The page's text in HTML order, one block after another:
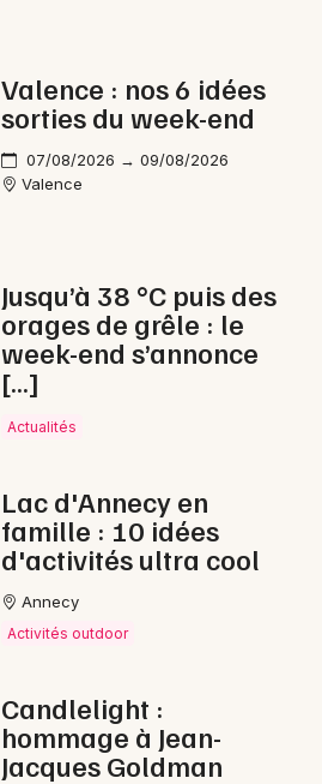
Valence : nos 6 idées
sorties du week-end
07/08/2026 → 09/08/2026
Valence
Jusqu’à 38 °C puis des
orages de grêle : le
week-end s’annonce
[…]
Actualités
Lac d'Annecy en
famille : 10 idées
d'activités ultra cool
Annecy
Activités outdoor
Candlelight :
hommage à Jean-
Jacques Goldman